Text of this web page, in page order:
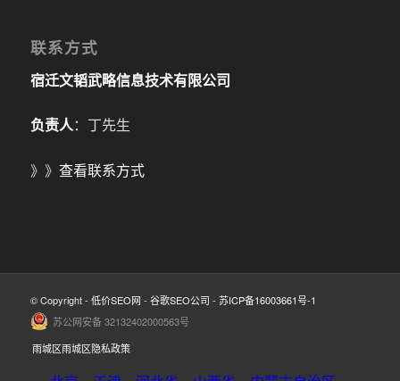
联系方式
宿迁文韬武略信息技术有限公司
负责人：丁先生
》》 查看联系方式
© Copyright - 低价SEO网 - 谷歌SEO公司 - 苏ICP备16003661号-1
苏公网安备 32132402000563号
雨城区雨城区隐私政策